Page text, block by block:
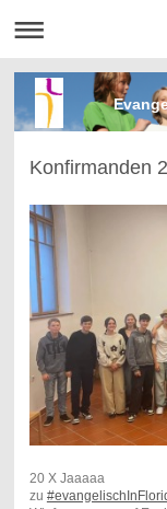
Konfirmanden
20 X Jaaaaa
zu